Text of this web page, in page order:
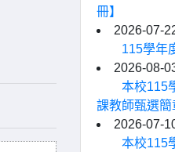
冊】
2026-07-
115學年
2026-08-
本校115
課教師甄選簡
2026-07-
本校115